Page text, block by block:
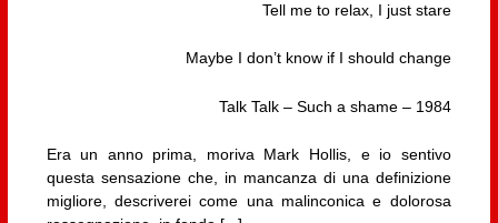
Tell me to relax, I just stare
Maybe I don’t know if I should change
Talk Talk – Such a shame – 1984
Era un anno prima, moriva Mark Hollis, e io sentivo
questa sensazione che, in mancanza di una definizione
migliore, descriverei come una malinconica e dolorosa